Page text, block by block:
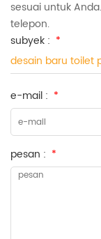
sesuai untuk
telepon.
subyek : *
desain baru toilet
e-mail : *
pesan : *